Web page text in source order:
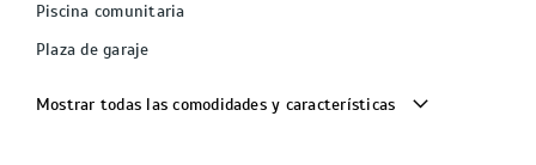
Piscina comunitaria
Plaza de garaje
Mostrar todas las comodidades y características